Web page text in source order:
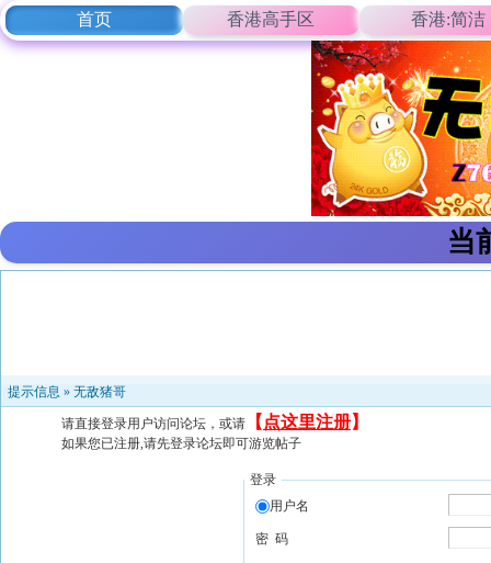
首页 香港高手区 香港:简洁
当
提示信息 » 无敌猪哥
请直接登录用户访问论坛，或请 【 点这里注册】
如果您已注册,请先登录论坛即可游览帖子
登录
用户名
密 码